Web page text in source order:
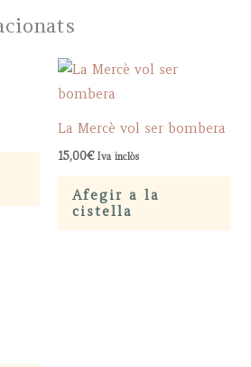
La Mercè vol ser bombera
15,00€ Iva inclòs
Afegir a la
cistella